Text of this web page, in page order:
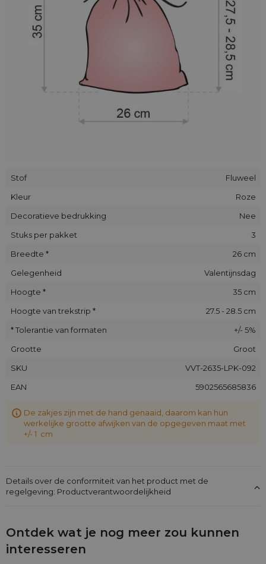
Velours wordt al vele jaren lang beschouwd als een exclusief
materiaal en wordt gebruikt bij de productie van schoenen,
kleding en stoffering. We bevelen onze zakjes van velours
aan voor elke gelegenheid en elk evenement!
Stof
Fluweel
Kleur
Roze
Decoratieve bedrukking
Nee
Stuks per pakket
3
Breedte *
26 cm
Gelegenheid
Valentijnsdag
Hoogte *
35 cm
Hoogte van trekstrip *
27.5 - 28.5 cm
* Tolerantie van formaten
+/- 5%
Grootte
Groot
SKU
VVT-2635-LPK-092
EAN
5902565685836
De zakjes zijn met de hand genaaid, daarom kan hun
werkelijke grootte afwijken van de opgegeven maat met
+/- 1 cm
Details over de conformiteit van het product met de
regelgeving: Productverantwoordelijkheid
Ontdek wat je nog meer zou kunnen
interesseren